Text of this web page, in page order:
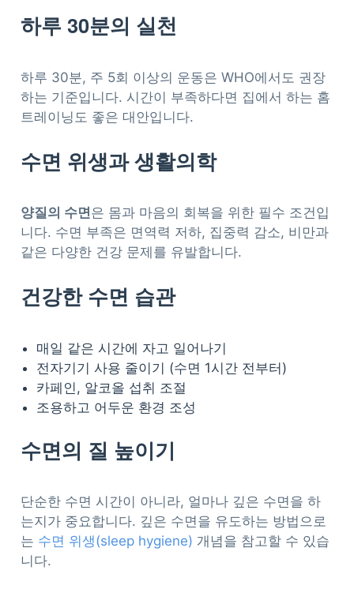
하루 30분의 실천
하루 30분, 주 5회 이상의 운동은 WHO에서도 권장
하는 기준입니다. 시간이 부족하다면 집에서 하는 홈
트레이닝도 좋은 대안입니다.
수면 위생과 생활의학
양질의 수면은 몸과 마음의 회복을 위한 필수 조건입
니다. 수면 부족은 면역력 저하, 집중력 감소, 비만과
같은 다양한 건강 문제를 유발합니다.
건강한 수면 습관
매일 같은 시간에 자고 일어나기
전자기기 사용 줄이기 (수면 1시간 전부터)
카페인, 알코올 섭취 조절
조용하고 어두운 환경 조성
수면의 질 높이기
단순한 수면 시간이 아니라, 얼마나 깊은 수면을 하
는지가 중요합니다. 깊은 수면을 유도하는 방법으로
는 수면 위생(sleep hygiene) 개념을 참고할 수 있습
니다.